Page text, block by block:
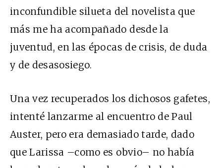
inconfundible silueta del novelista que
más me ha acompañado desde la
juventud, en las épocas de crisis, de duda
y de desasosiego.
Una vez recuperados los dichosos gafetes,
intenté lanzarme al encuentro de Paul
Auster, pero era demasiado tarde, dado
que Larissa –como es obvio– no había